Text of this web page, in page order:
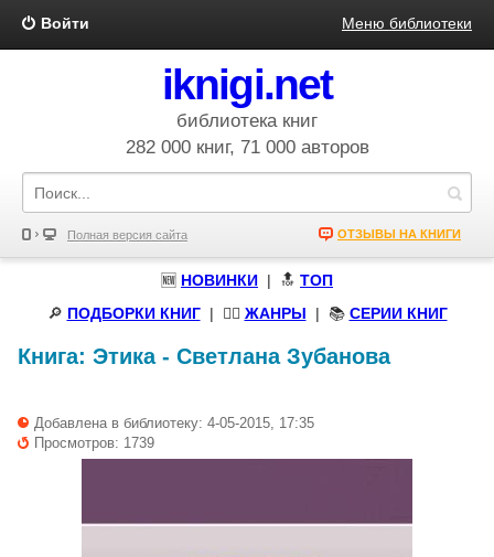
Войти Меню библиотеки
iknigi.net
библиотека книг
282 000 книг, 71 000 авторов
Полная версия сайта ОТЗЫВЫ НА КНИГИ
🆕 НОВИНКИ | 🔝 ТОП
🔎 ПОДБОРКИ КНИГ| 🧝‍♀️ ЖАНРЫ | 📚 СЕРИИ КНИГ
Книга: Этика- Светлана Зубанова
Добавлена в библиотеку: 4-05-2015, 17:35
Просмотров: 1739